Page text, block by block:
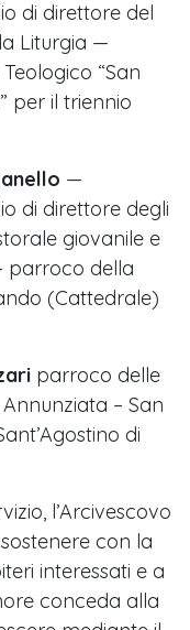
di direttore del
Liturgia —
“San
per il triennio
—
di direttore degli
giovanile e
parroco della
(Cattedrale)
parroco delle
– San
di
l’Arcivescovo
con la
interessati e a
conceda alla